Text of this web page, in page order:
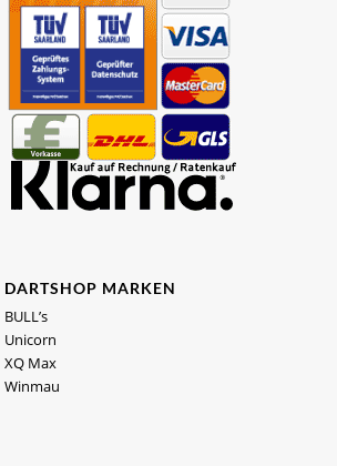
DARTSHOP MARKEN
BULL’s
Unicorn
XQ Max
Winmau